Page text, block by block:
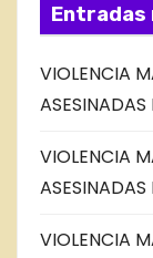
Entradas
VIOLENCIA
ASESINADAS
VIOLENCIA
VIOLENCIA